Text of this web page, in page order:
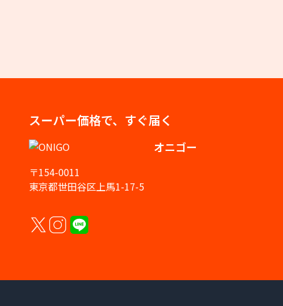
スーパー価格で、すぐ届く
オニゴー
〒154-0011
東京都世田谷区上馬1-17-5